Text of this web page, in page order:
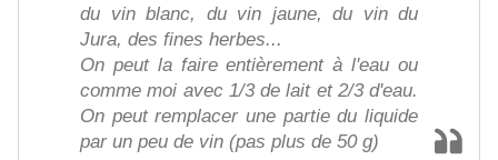
du vin blanc, du vin jaune, du vin du
Jura, des fines herbes...
On peut la faire entièrement à l'eau ou
comme moi avec 1/3 de lait et 2/3 d'eau.
On peut remplacer une partie du liquide
par un peu de vin (pas plus de 50 g)